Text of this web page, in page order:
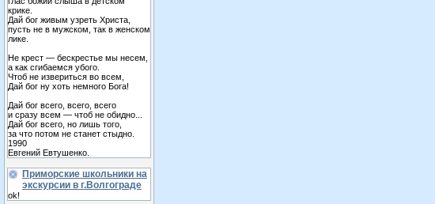
крике.
Дай бог живым узреть Христа,
пусть не в мужском, так в женском
лике.
Не крест — бескрестье мы несем,
а как сгибаемся убого.
Чтоб не извериться во всем,
Дай бог ну хоть немного Бога!
Дай бог всего, всего, всего
и сразу всем — чтоб не обидно...
Дай бог всего, но лишь того,
за что потом не станет стыдно.
1990
Евгений Евтушенко.
Приморские школьники на
экскурсии в г.Волгограде
ok!